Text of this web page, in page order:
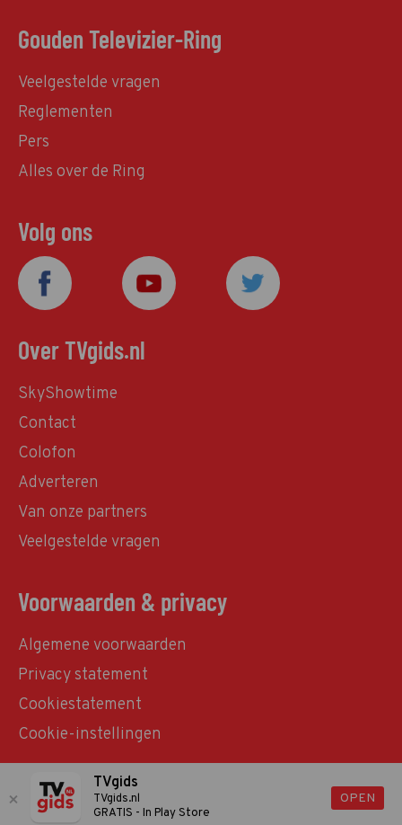
Gouden Televizier-Ring
Veelgestelde vragen
Reglementen
Pers
Alles over de Ring
Volg ons
Over TVgids.nl
SkyShowtime
Contact
Colofon
Adverteren
Van onze partners
Veelgestelde vragen
Voorwaarden & privacy
Algemene voorwaarden
Privacy statement
Cookiestatement
Cookie-instellingen
© TVgids.nl 2026 - All rights reserved. No text and
datamining.
TVgids
TVgids.nl
GRATIS - In Play Store
OPEN